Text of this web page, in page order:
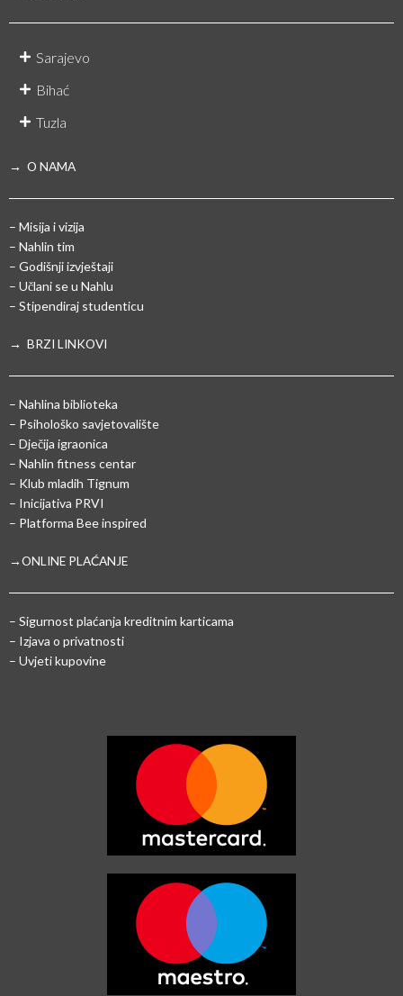
Sarajevo
Bihać
Tuzla
→ O NAMA
– Misija i vizija
– Nahlin tim
– Godišnji izvještaji
– Učlani se u Nahlu
– Stipendiraj studenticu
→ BRZI LINKOVI
– Nahlina biblioteka
– Psihološko savjetovalište
– Dječija igraonica
– Nahlin fitness centar
– Klub mladih Tignum
– Inicijativa PRVI
– Platforma Bee inspired
→ONLINE PLAĆANJE
– Sigurnost plaćanja kreditnim karticama
– Izjava o privatnosti
– Uvjeti kupovine